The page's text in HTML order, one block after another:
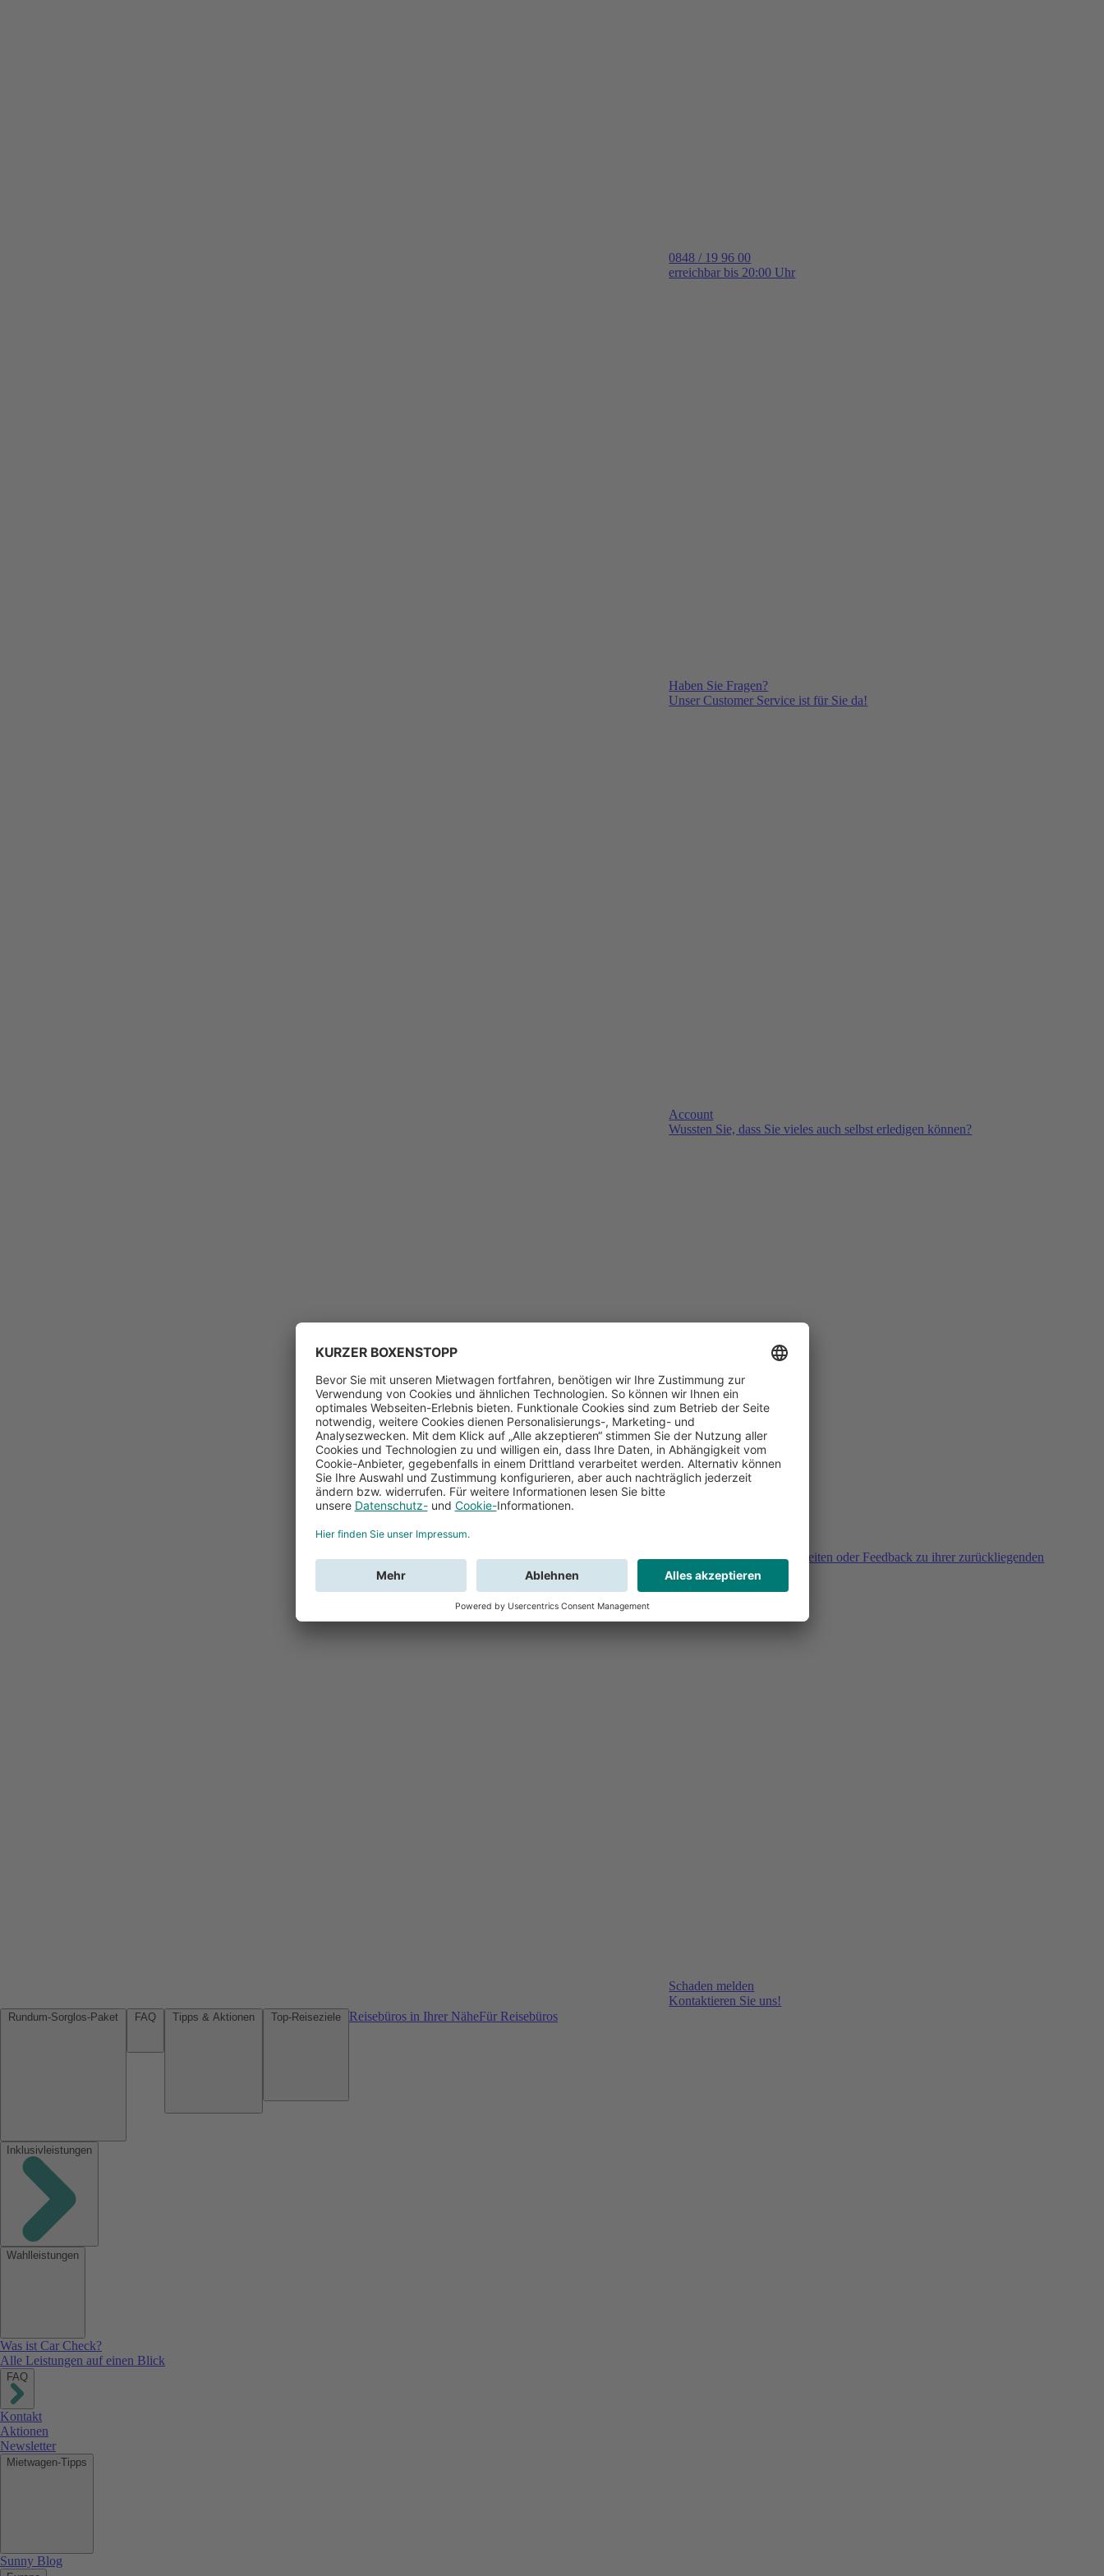
0848 / 19 96 00
erreichbar bis 20:00 Uhr
Haben Sie Fragen?
Unser Customer Service ist für Sie da!
Account
Wussten Sie, dass Sie vieles auch selbst erledigen können?
Sie haben Fragen, Unklarheiten oder Feedback zu ihrer zurückliegenden
Buchung?
Schaden melden
Kontaktieren Sie uns!
Reisebüros in Ihrer NäheFür Reisebüros
Inklusivleistungen
Wahlleistungen
Was ist Car Check?
Alle Leistungen auf einen Blick
FAQ
Kontakt
Aktionen
Newsletter
Mietwagen-Tipps
Sunny Blog